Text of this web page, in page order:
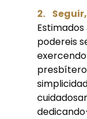
2.
podereis